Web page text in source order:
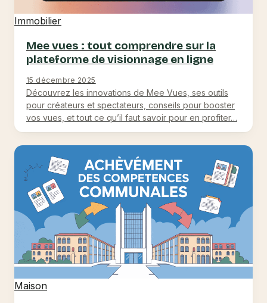
Immobilier
Mee vues : tout comprendre sur la
plateforme de visionnage en ligne
15 décembre 2025
Découvrez les innovations de Mee Vues, ses outils
pour créateurs et spectateurs, conseils pour booster
vos vues, et tout ce qu’il faut savoir pour en profiter…
Maison